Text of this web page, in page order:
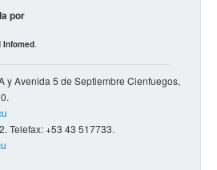
por
Infomed.
y Avenida 5 de Septiembre Cienfuegos,
Telefax: +53 43 517733.